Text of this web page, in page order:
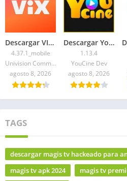
Descargar VIX Premium APK 2026 Gratis para Android
4.37.1_mobile
Univision Communications Inc.
agosto 8, 2026
Descargar YouCine Premium APK 2026 para TV y Móvil
1.13.4
YouCine Dev
agosto 8, 2026
TAGS
descargar magis tv hackeado para
magis tv apk 2024
magis tv